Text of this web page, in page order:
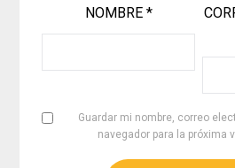
NOMBRE *
Guardar mi nombre, correo
navegador para la próxima